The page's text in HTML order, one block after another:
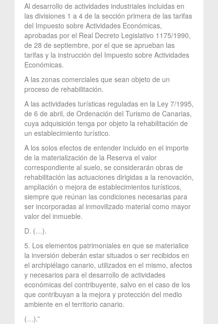
Al desarrollo de actividades industriales incluidas en
las divisiones 1 a 4 de la sección primera de las tarifas
del Impuesto sobre Actividades Económicas,
aprobadas por el Real Decreto Legislativo 1175/1990,
de 28 de septiembre, por el que se aprueban las
tarifas y la instrucción del Impuesto sobre Actividades
Económicas.
A las zonas comerciales que sean objeto de un
proceso de rehabilitación.
A las actividades turísticas reguladas en la Ley 7/1995,
de 6 de abril, de Ordenación del Turismo de Canarias,
cuya adquisición tenga por objeto la rehabilitación de
un establecimiento turístico.
A los solos efectos de entender incluido en el importe
de la materialización de la Reserva el valor
correspondiente al suelo, se considerarán obras de
rehabilitación las actuaciones dirigidas a la renovación,
ampliación o mejora de establecimientos turísticos,
siempre que reúnan las condiciones necesarias para
ser incorporadas al inmovilizado material como mayor
valor del inmueble.
D. (…).
5. Los elementos patrimoniales en que se materialice
la inversión deberán estar situados o ser recibidos en
el archipiélago canario, utilizados en el mismo, afectos
y necesarios para el desarrollo de actividades
económicas del contribuyente, salvo en el caso de los
que contribuyan a la mejora y protección del medio
ambiente en el territorio canario.
(…).”